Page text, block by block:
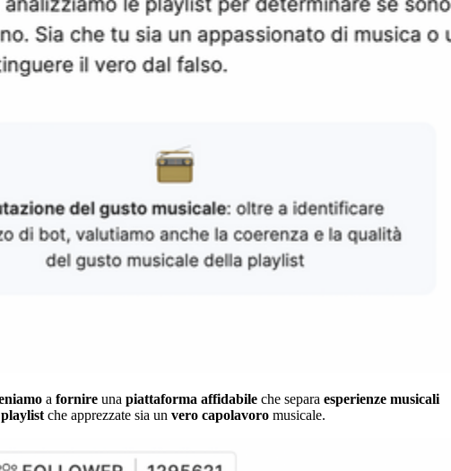
a fornire una piattaforma affidabile che separa esperienze musicali
playlist che apprezzate sia un vero capolavoro musicale.